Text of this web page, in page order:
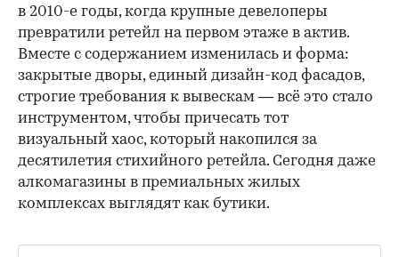
в 2010-е годы, когда крупные девелоперы
превратили ретейл на первом этаже в актив.
Вместе с содержанием изменилась и форма:
закрытые дворы, единый дизайн-код фасадов,
строгие требования к вывескам — всё это стало
инструментом, чтобы причесать тот
визуальный хаос, который накопился за
десятилетия стихийного ретейла. Сегодня даже
алкомагазины в премиальных жилых
комплексах выглядят как бутики.